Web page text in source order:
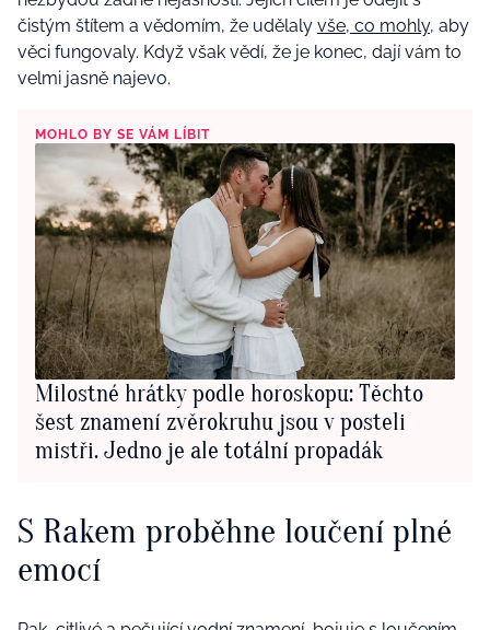
čistým štítem a vědomím, že udělaly vše, co mohly, aby
věci fungovaly. Když však vědí, že je konec, dají vám to
velmi jasně najevo.
MOHLO BY SE VÁM LÍBIT
Milostné hrátky podle horoskopu: Těchto
šest znamení zvěrokruhu jsou v posteli
mistři. Jedno je ale totální propadák
S Rakem proběhne loučení plné
emocí